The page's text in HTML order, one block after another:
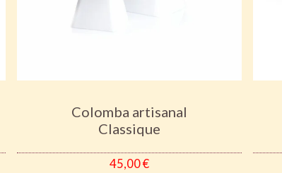
Colomba artisanal
Classique
45,00€